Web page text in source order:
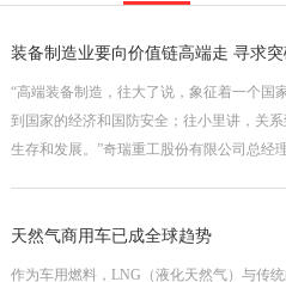
装备制造业要向价值链高端走 寻求
“高端装备制造，往大了说，象征着一个国
到国家的经济和国防安全；往小里讲，关
生存和发展。”奇瑞重工股份有限公司总经
天然气商用车已成全球趋势
作为车用燃料，LNG（液化天然气）与传